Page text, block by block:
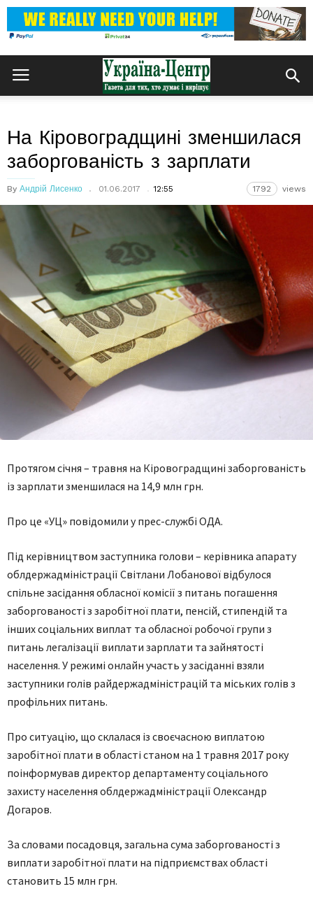
На Кіровоградщині зменшилася
заборгованість з зарплати
By Андрій Лисенко 01.06.2017 12:55 1792 views
Протягом січня – травня на Кіровоградщині заборгованість
із зарплати зменшилася на 14,9 млн грн.
Про це «УЦ» повідомили у прес-службі ОДА.
Під керівництвом заступника голови – керівника апарату
облдержадміністрації Світлани Лобанової відбулося
спільне засідання обласної комісії з питань погашення
заборгованості з заробітної плати, пенсій, стипендій та
інших соціальних виплат та обласної робочої групи з
питань легалізації виплати зарплати та зайнятості
населення. У режимі онлайн участь у засіданні взяли
заступники голів райдержадміністрацій та міських голів з
профільних питань.
Про ситуацію, що склалася із своєчасною виплатою
заробітної плати в області станом на 1 травня 2017 року
поінформував директор департаменту соціального
захисту населення облдержадміністрації Олександр
Догаров.
За словами посадовця, загальна сума заборгованості з
виплати заробітної плати на підприємствах області
становить 15 млн грн.